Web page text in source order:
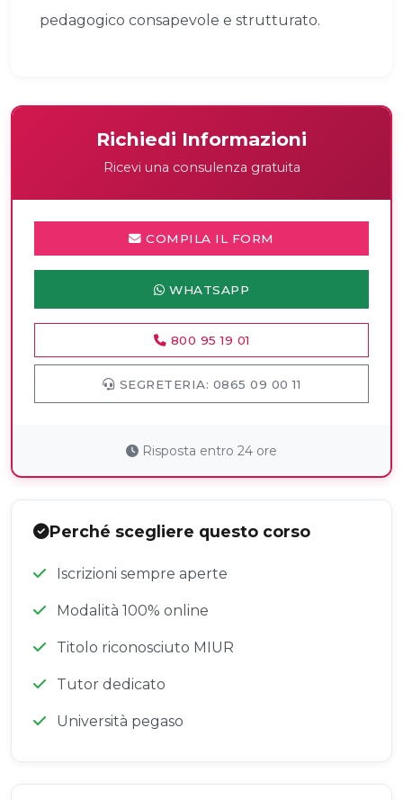
pedagogico consapevole e strutturato.
Richiedi Informazioni
Ricevi una consulenza gratuita
COMPILA IL FORM
WHATSAPP
800 95 19 01
SEGRETERIA: 0865 09 00 11
Risposta entro 24 ore
Perché scegliere questo corso
Iscrizioni sempre aperte
Modalità 100% online
Titolo riconosciuto MIUR
Tutor dedicato
Università pegaso